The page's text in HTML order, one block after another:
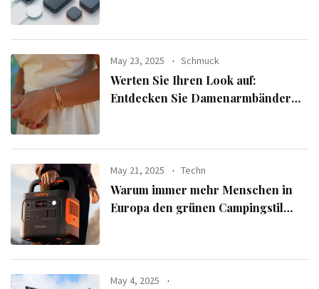
May 23, 2025 Schmuck
Werten Sie Ihren Look auf:
Entdecken Sie Damenarmbänder
May 21, 2025 Techn
Warum immer mehr Menschen in
Europa den grünen Campingstil
May 4, 2025